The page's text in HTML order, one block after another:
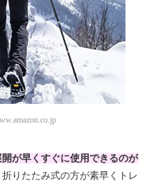
開が早くすぐに使用できるのが
りたたみ式の方が素早くトレ